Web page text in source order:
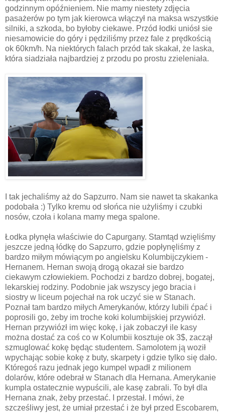
godzinnym opóźnieniem. Nie mamy niestety zdjęcia
pasażerów po tym jak kierowca włączył na maksa wszystkie
silniki, a szkoda, bo byłoby ciekawe. Przód łodki uniósł sie
niesamowicie do góry i pędziliśmy przez fale z prędkością
ok 60km/h. Na niektórych falach przód tak skakał, że laska,
która siadziała najbardziej z przodu po prostu zzieleniała.
I tak jechaliśmy aż do Sapzurro. Nam sie nawet ta skakanka
podobała :) Tylko kremu od słońca nie użyliśmy i czubki
nosów, czoła i kolana mamy mega spalone.
Łodka płynęła właściwie do Capurgany. Stamtąd wzięliśmy
jeszcze jedną łódkę do Sapzurro, gdzie popłynęliśmy z
bardzo miłym mówiącym po angielsku Kolumbijczykiem -
Hernanem. Hernan swoją drogą okazał sie bardzo
ciekawym człowiekiem. Pochodzi z bardzo dobrej, bogatej,
lekarskiej rodziny. Podobnie jak wszyscy jego bracia i
siostry w liceum pojechał na rok uczyć sie w Stanach.
Poznał tam bardzo miłych Amerykanów, którzy lubili ćpać i
poprosili go, żeby im troche koki kolumbijskiej przywiózł.
Hernan przywiózł im więc kokę, i jak zobaczył ile kasy
można dostać za coś co w Kolumbii kosztuje ok 3$, zaczął
szmuglować kokę będąc studentem. Samolotem ją woził
wpychając sobie kokę z buty, skarpety i gdzie tylko się dało.
Któregoś razu jednak jego kumpel wpadł z milionem
dolarów, które odebrał w Stanach dla Hernana. Amerykanie
kumpla ostatecznie wypuścili, ale kasę zabrali. To był dla
Hernana znak, żeby przestać. I przestał. I mówi, że
szcześliwy jest, że umiał przestać i że był przed Escobarem,